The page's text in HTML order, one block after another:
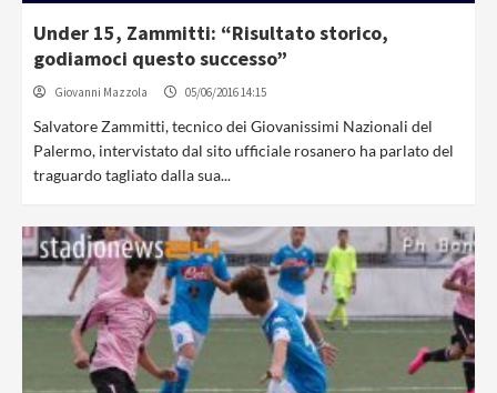
Under 15, Zammitti: “Risultato storico,
godiamoci questo successo”
Giovanni Mazzola 05/06/2016 14:15
Salvatore Zammitti, tecnico dei Giovanissimi Nazionali del
Palermo, intervistato dal sito ufficiale rosanero ha parlato del
traguardo tagliato dalla sua...